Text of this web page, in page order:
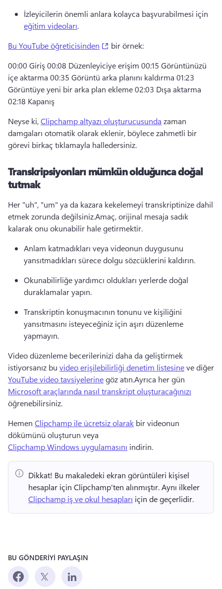
İzleyicilerin önemli anlara kolayca başvurabilmesi için
eğitim videoları.
Bu YouTube öğreticisinden
(opens in a new tab)
bir örnek:
00:00 Giriş 00:08 Düzenleyiciye erişim 00:15 Görüntünüzü
içe aktarma 00:35 Görüntü arka planını kaldırma 01:23
Görüntüye yeni bir arka plan ekleme 02:03 Dışa aktarma
02:18 Kapanış
Neyse ki, Clipchamp altyazı oluşturucusunda zaman
damgaları otomatik olarak eklenir, böylece zahmetli bir
görevi birkaç tıklamayla halledersiniz.
Transkripsiyonları mümkün olduğunca doğal
tutmak
Her "uh", "um" ya da kazara kekelemeyi transkriptinize dahil
etmek zorunda değilsiniz.Amaç, orijinal mesaja sadık
kalarak onu okunabilir hale getirmektir.
Anlam katmadıkları veya videonun duygusunu
yansıtmadıkları sürece dolgu sözcüklerini kaldırın.
Okunabilirliğe yardımcı oldukları yerlerde doğal
duraklamalar yapın.
Transkriptin konuşmacının tonunu ve kişiliğini
yansıtmasını isteyeceğiniz için aşırı düzenleme
yapmayın.
Video düzenleme becerilerinizi daha da geliştirmek
istiyorsanız bu video erişilebilirliği denetim listesine
YouTube video tavsiyelerine göz atın.Ayrıca her gün
Microsoft araçlarında nasıl transkript oluşturacağınızı
öğrenebilirsiniz.
Hemen Clipchamp ile ücretsiz olarak bir videonun
dökümünü oluşturun veya
Clipchamp Windows uygulamasını indirin.
Dikkat! Bu makaledeki ekran görüntüleri kişisel
hesaplar için Clipchamp'ten alınmıştır.
Clipchamp iş ve okul hesapları için de geçerlidir.
BU GÖNDERİYİ PAYLAŞIN